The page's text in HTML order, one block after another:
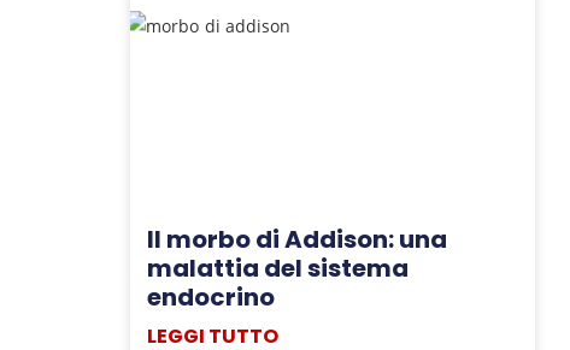
Il morbo di Addison: una
malattia del sistema
endocrino
LEGGI TUTTO